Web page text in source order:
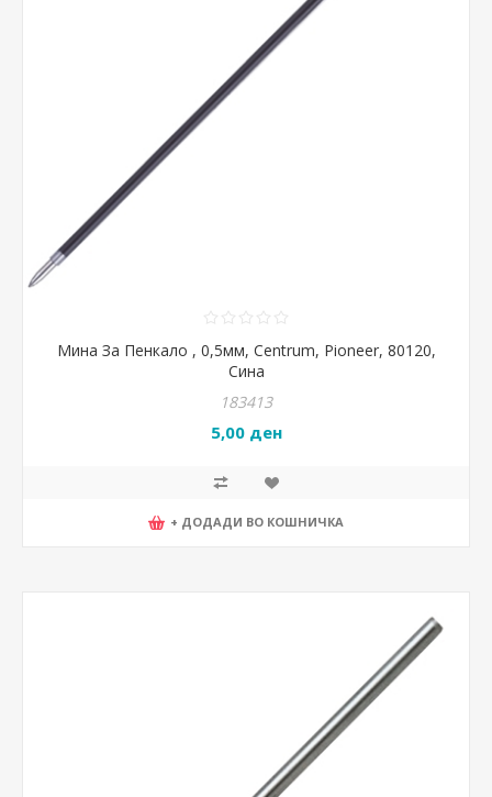
Мина За Пенкало , 0,5мм, Centrum, Pioneer, 80120,
Сина
183413
5,00 ден
+ ДОДАДИ ВО КОШНИЧКА